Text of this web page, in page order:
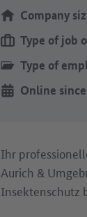
Company
Type of job
Type of
Online
Ihr
Aurich &
Insektenschutz